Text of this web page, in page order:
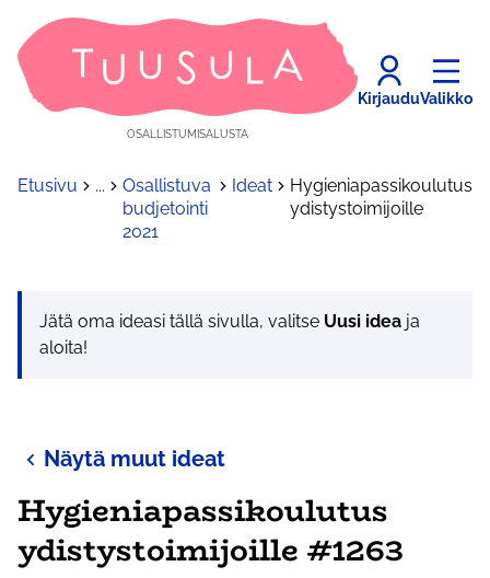
OSALLISTUMISALUSTA
KirjauduValikko
Etusivu ...
Osallistuva
budjetointi
2021
Ideat
Hygieniapassikoulutus
ydistystoimijoille
Jätä oma ideasi tällä sivulla, valitse Uusi idea ja
aloita!
Näytä muut ideat
Hygieniapassikoulutus
ydistystoimijoille #1263